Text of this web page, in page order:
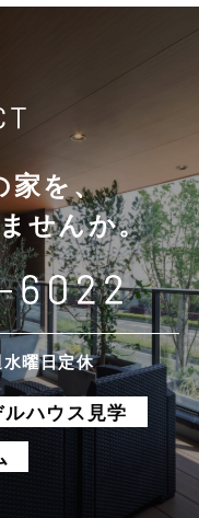
家を、
せんか。
曜日定休
ルハウス見学